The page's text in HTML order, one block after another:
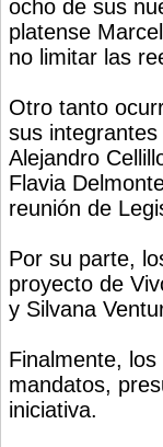
ocho de sus
platense
no limitar las
Otro tanto
sus
Alejandro
Flavia
reunión de
Por su parte,
proyecto de
y Silvana
Finalmente,
mandatos,
iniciativa.